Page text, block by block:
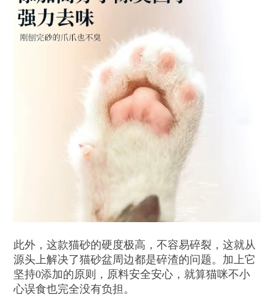
此外，这款猫砂的硬度极高，不容易碎裂，这就从
源头上解决了猫砂盆周边都是碎渣的问题。加上它
坚持0添加的原则，原料安全安心，就算猫咪不小
心误食也完全没有负担。